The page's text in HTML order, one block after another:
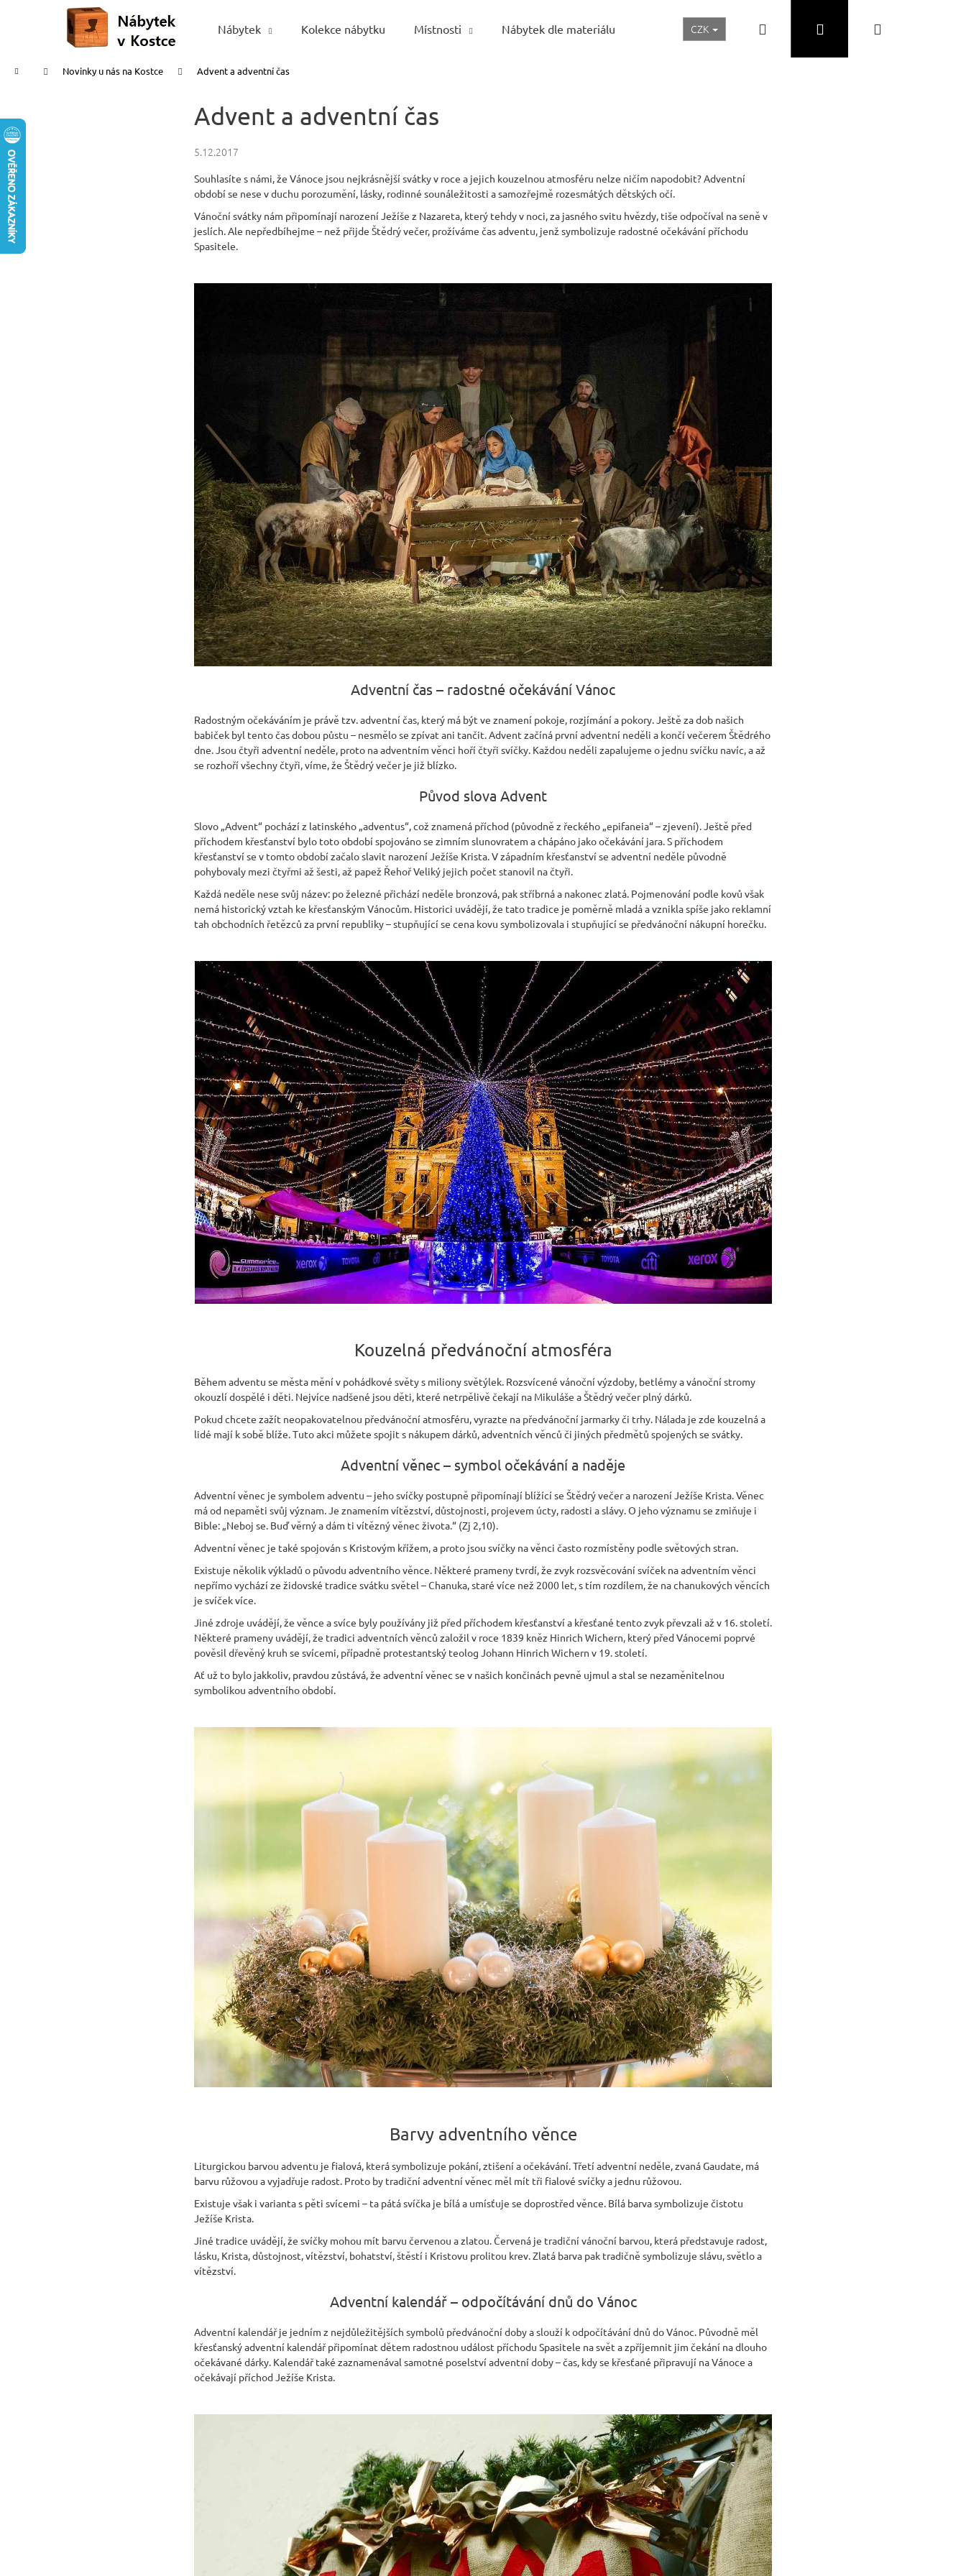
Nábytek Kolekce nábytku Místnosti Nábytek dle materiálu Realizace a inspirace Akční ceny Nábytek Skladem
CZK Přihlášení
Domů Novinky u nás na Kostce Advent a adventní čas
Advent a adventní čas
5.12.2017
Souhlasíte s námi, že Vánoce jsou nejkrásnější svátky v roce a jejich kouzelnou atmosféru nelze ničím napodobit? Adventní
období se nese v duchu porozumění, lásky, rodinné sounáležitosti a samozřejmě rozesmátých dětských očí.
Vánoční svátky nám připomínají narození Ježíše z Nazareta, který tehdy v noci, za jasného svitu hvězdy, tiše odpočíval na seně v
jeslích. Ale nepředbíhejme – než přijde Štědrý večer, prožíváme čas adventu, jenž symbolizuje radostné očekávání příchodu
Spasitele.
Adventní čas – radostné očekávání Vánoc
Radostným očekáváním je právě tzv. adventní čas, který má být ve znamení pokoje, rozjímání a pokory. Ještě za dob našich
babiček byl tento čas dobou půstu – nesmělo se zpívat ani tančit. Advent začíná první adventní neděli a končí večerem Štědrého
dne. Jsou čtyři adventní neděle, proto na adventním věnci hoří čtyři svíčky. Každou neděli zapalujeme o jednu svíčku navíc, a až
se rozhoří všechny čtyři, víme, že Štědrý večer je již blízko.
Původ slova Advent
Slovo „Advent“ pochází z latinského „adventus“, což znamená příchod (původně z řeckého „epifaneia“ – zjevení). Ještě před
příchodem křesťanství bylo toto období spojováno se zimním slunovratem a chápáno jako očekávání jara. S příchodem
křesťanství se v tomto období začalo slavit narození Ježíše Krista. V západním křesťanství se adventní neděle původně
pohybovaly mezi čtyřmi až šesti, až papež Řehoř Veliký jejich počet stanovil na čtyři.
Každá neděle nese svůj název: po železné přichází neděle bronzová, pak stříbrná a nakonec zlatá. Pojmenování podle kovů však
nemá historický vztah ke křesťanským Vánocům. Historici uvádějí, že tato tradice je poměrně mladá a vznikla spíše jako reklamní
tah obchodních řetězců za první republiky – stupňující se cena kovu symbolizovala i stupňující se předvánoční nákupní horečku.
Kouzelná předvánoční atmosféra
Během adventu se města mění v pohádkové světy s miliony světýlek. Rozsvícené vánoční výzdoby, betlémy a vánoční stromy
okouzlí dospělé i děti. Nejvíce nadšené jsou děti, které netrpělivě čekají na Mikuláše a Štědrý večer plný dárků.
Pokud chcete zažít neopakovatelnou předvánoční atmosféru, vyrazte na předvánoční jarmarky či trhy. Nálada je zde kouzelná a
lidé mají k sobě blíže. Tuto akci můžete spojit s nákupem dárků, adventních věnců či jiných předmětů spojených se svátky.
Adventní věnec – symbol očekávání a naděje
Adventní věnec je symbolem adventu – jeho svíčky postupně připomínají blížící se Štědrý večer a narození Ježíše Krista. Věnec
má od nepaměti svůj význam. Je znamením vítězství, důstojnosti, projevem úcty, radosti a slávy. O jeho významu se zmiňuje i
Bible: „Neboj se. Buď věrný a dám ti vítězný věnec života.“ (Zj 2,10).
Adventní věnec je také spojován s Kristovým křížem, a proto jsou svíčky na věnci často rozmístěny podle světových stran.
Existuje několik výkladů o původu adventního věnce. Některé prameny tvrdí, že zvyk rozsvěcování svíček na adventním věnci
nepřímo vychází ze židovské tradice svátku světel – Chanuka, staré více než 2000 let, s tím rozdílem, že na chanukových věncích
je svíček více.
Jiné zdroje uvádějí, že věnce a svíce byly používány již před příchodem křesťanství a křesťané tento zvyk převzali až v 16. století.
Některé prameny uvádějí, že tradici adventních věnců založil v roce 1839 kněz Hinrich Wichern, který před Vánocemi poprvé
pověsil dřevěný kruh se svícemi, případně protestantský teolog Johann Hinrich Wichern v 19. století.
Ať už to bylo jakkoliv, pravdou zůstává, že adventní věnec se v našich končinách pevně ujmul a stal se nezaměnitelnou
symbolikou adventního období.
Barvy adventního věnce
Liturgickou barvou adventu je fialová, která symbolizuje pokání, ztišení a očekávání. Třetí adventní neděle, zvaná Gaudate, má
barvu růžovou a vyjadřuje radost. Proto by tradiční adventní věnec měl mít tři fialové svíčky a jednu růžovou.
Existuje však i varianta s pěti svícemi – ta pátá svíčka je bílá a umísťuje se doprostřed věnce. Bílá barva symbolizuje čistotu
Ježíše Krista.
Jiné tradice uvádějí, že svíčky mohou mít barvu červenou a zlatou. Červená je tradiční vánoční barvou, která představuje radost,
lásku, Krista, důstojnost, vítězství, bohatství, štěstí i Kristovu prolitou krev. Zlatá barva pak tradičně symbolizuje slávu, světlo a
vítězství.
Adventní kalendář – odpočítávání dnů do Vánoc
Adventní kalendář je jedním z nejdůležitějších symbolů předvánoční doby a slouží k odpočítávání dnů do Vánoc. Původně měl
křesťanský adventní kalendář připomínat dětem radostnou událost příchodu Spasitele na svět a zpříjemnit jim čekání na dlouho
očekávané dárky. Kalendář také zaznamenával samotné poselství adventní doby – čas, kdy se křesťané připravují na Vánoce a
očekávají příchod Ježíše Krista.
Zpět
obchodu
Zpět
obchodu
Doporučujeme
JÍDELNÍ ŽIDLE MEXICANA SIL25
2 403 Kč
Původně: 2 670 Kč
RUSTIKÁLNÍ LAVICE SWEET HOME
BAX25 S ÚLOŽNÝM PROSTOREM
6 048 Kč
Původně: